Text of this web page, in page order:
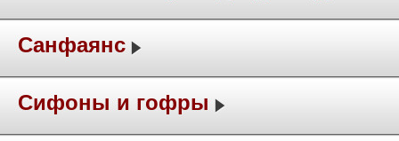
Санфаянс
Сифоны и гофры